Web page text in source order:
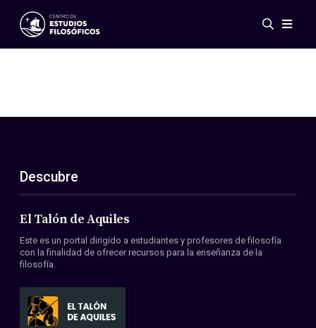
Eventos
ES
EN
Acerca de nosotros
Miembros
Convenios
Descubre
El Talón de Aquiles
Este es un portal dirigido a estudiantes y profesores de filosofía
con la finalidad de ofrecer recursos para la enseñanza de la
filosofía.